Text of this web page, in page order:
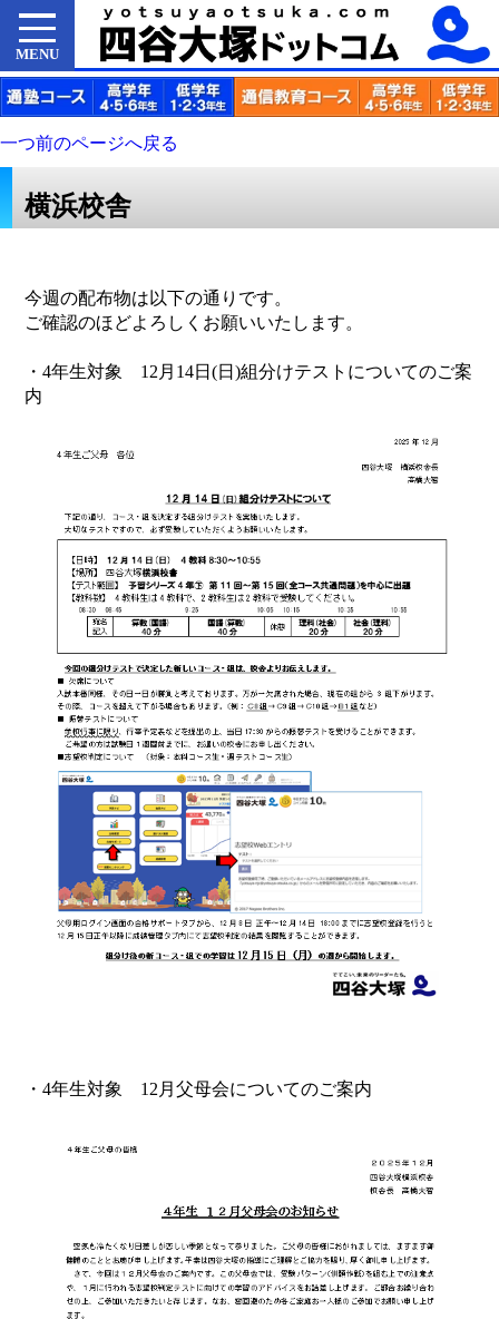
MENU
一つ前のページへ戻る
横浜校舎
今週の配布物は以下の通りです。
ご確認のほどよろしくお願いいたします。
・4年生対象 12月14日(日)組分けテストについてのご案
内
・4年生対象 12月父母会についてのご案内